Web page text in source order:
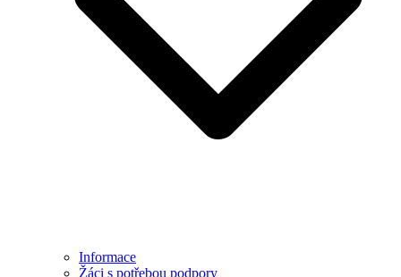
Informace
Žáci s potřebou podpory